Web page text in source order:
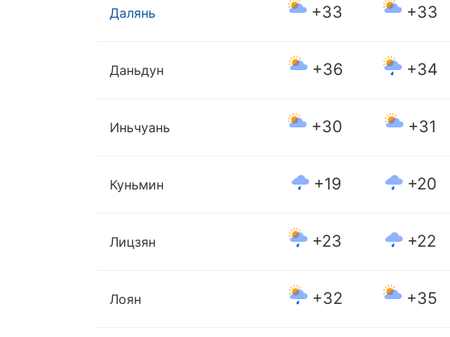
Далянь +33 +33
Даньдун +36 +34
Иньчуань +30 +31
Куньмин +19 +20
Лицзян +23 +22
Лоян +32 +35